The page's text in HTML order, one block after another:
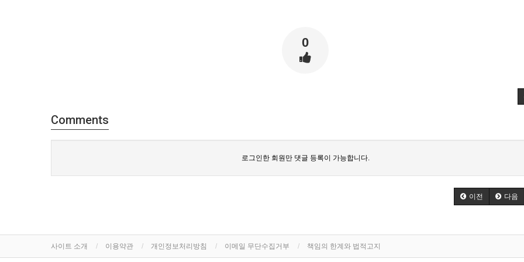
0
Comments
로그인한 회원만 댓글 등록이 가능합니다.
이전 다음
사이트 소개 이용약관 개인정보처리방침 이메일 무단수집거부 책임의 한계와 법적고지